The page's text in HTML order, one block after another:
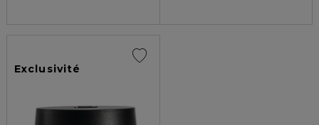
Exclusivité